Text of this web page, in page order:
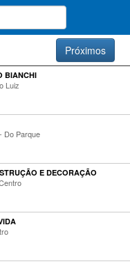
Próximos
BIANCHI
Luiz
Do Parque
E DECORAÇÃO